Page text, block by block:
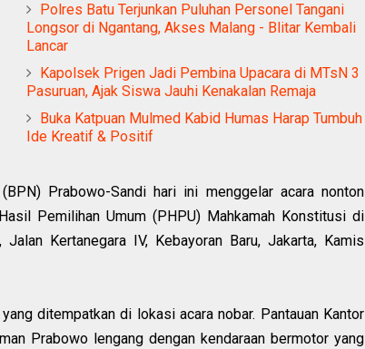
Polres Batu Terjunkan Puluhan Personel Tangani
Longsor di Ngantang, Akses Malang - Blitar Kembali
Lancar
Kapolsek Prigen Jadi Pembina Upacara di MTsN 3
Pasuruan, Ajak Siswa Jauhi Kenakalan Remaja
Buka Katpuan Mulmed Kabid Humas Harap Tumbuh
Ide Kreatif & Positif
Prabowo-Sandi hari ini menggelar acara nonton
Pemilihan Umum (PHPU) Mahkamah Konstitusi di
Kertanegara IV, Kebayoran Baru, Jakarta, Kamis
ditempatkan di lokasi acara nobar. Pantauan Kantor
Prabowo lengang dengan kendaraan bermotor yang